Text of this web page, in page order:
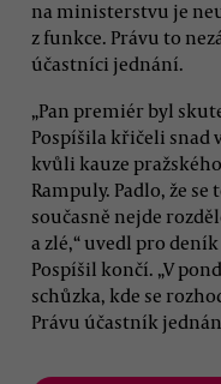
na ministerstvu je
z funkce. Právu to
účastníci jednání.
„Pan premiér byl
Pospíšila křičeli
kvůli kauze
Rampuly. Padlo, že
současně nejde
a zlé,“ uvedl pro
Pospíšil končí. „V
schůzka, kde se
Právu účastník